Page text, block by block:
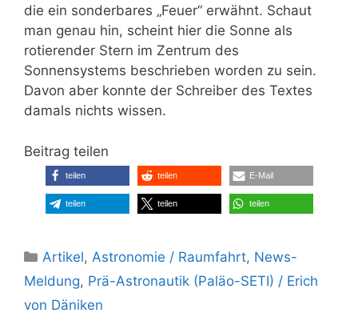
die ein sonderbares „Feuer“ erwähnt. Schaut
man genau hin, scheint hier die Sonne als
rotierender Stern im Zentrum des
Sonnensystems beschrieben worden zu sein.
Davon aber konnte der Schreiber des Textes
damals nichts wissen.
Beitrag teilen
teilen teilen E-Mail
teilen teilen teilen
Kategorien
Artikel, Astronomie / Raumfahrt, News-
Meldung, Prä-Astronautik (Paläo-SETI) / Erich
von Däniken